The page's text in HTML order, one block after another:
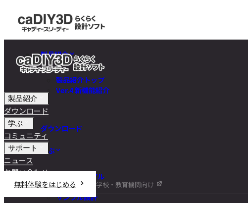
製品紹介
製品紹介トップ
Ver.4 新機能紹介
ダウンロード
学ぶ
チュートリアル
DIY講座
サンプル設計
製品紹介
ダウンロード
学ぶ
コミュニティ
サポート
ニュース
お問い合わせ
無料体験をはじめる
学校・教育機関向け